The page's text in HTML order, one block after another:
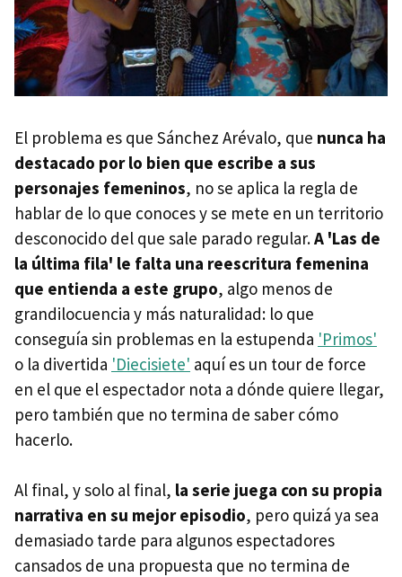
El problema es que Sánchez Arévalo, que nunca ha
destacado por lo bien que escribe a sus
personajes femeninos, no se aplica la regla de
hablar de lo que conoces y se mete en un territorio
desconocido del que sale parado regular.A 'Las de
la última fila' le falta una reescritura femenina
que entienda a este grupo, algo menos de
grandilocuencia y más naturalidad: lo que
conseguía sin problemas en la estupenda 'Primos'
o la divertida 'Diecisiete' aquí es un tour de force
en el que el espectador nota a dónde quiere llegar,
pero también que no termina de saber cómo
hacerlo.
Al final, y solo al final, la serie juega con su propia
narrativa en su mejor episodio, pero quizá ya sea
demasiado tarde para algunos espectadores
cansados de una propuesta que no termina de